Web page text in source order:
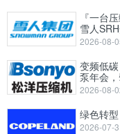
『一台
雪人
2026-08-
变频低
泵年会
2026-08-
绿色转
2026-07-